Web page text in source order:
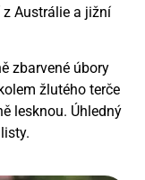
Austrálie a jižní
zbarvené úbory
žlutého terče
lesknou. Úhledný